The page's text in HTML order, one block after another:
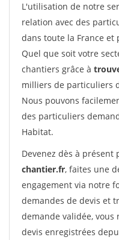
L'utilisation de notre
relation avec des
dans toute la France et
Quel que soit votre
chantiers grâce à
milliers de particuliers
Nous pouvons
des particuliers
Habitat.
Devenez dès à
chantier.fr, faites une
engagement via notre
demandes de devis et
demande validée, vous
devis enregistrées